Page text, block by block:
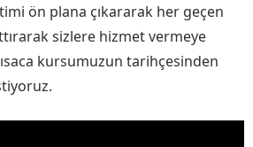
ön plana çıkararak her geçen
sizlere hizmet vermeye
kursumuzun tarihçesinden